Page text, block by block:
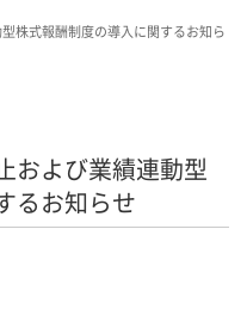
株式報酬制度の導入に関するお知ら
および業績連動型
るお知らせ